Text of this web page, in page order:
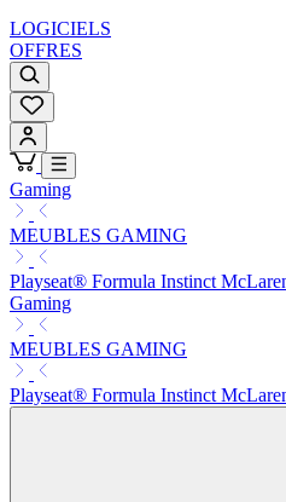
LOGICIELS
OFFRES
Gaming
MEUBLES GAMING
Playseat® Formula Instinct
Gaming
MEUBLES GAMING
Playseat® Formula Instinct